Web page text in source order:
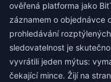
ověřená platforma jako
záznamem o objednávce
prohledávání
sledovatelnost je
vyvrátili jeden mýtus:
čekající mince. Žijí na